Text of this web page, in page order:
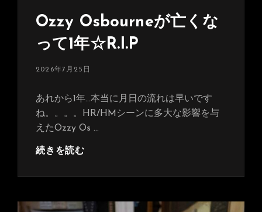
Ozzy Osbourneが亡くな
って1年☆R.I.P
投
2026年7月25日
あれから1年…本当に月日の流れは早いです
ね。。。。HR/HMシーンに多大な影響を与
えたOzzy Os …
続きを読む
が
く